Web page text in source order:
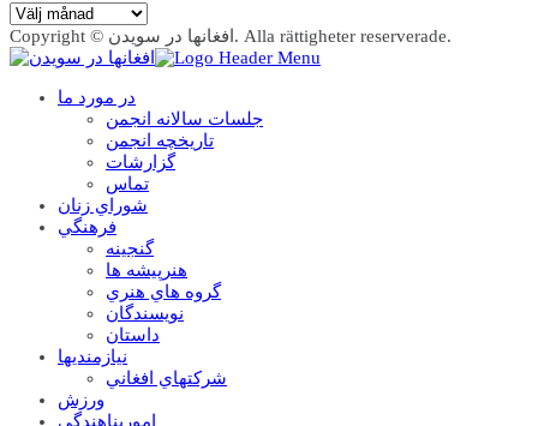
Arkiv
Copyright © افغانها در سویدن. Alla rättigheter reserverade.
در مورد ما
جلسات سالانه انجمن
تاریخچه انجمن
گزارشات
تماس
شوراي زنان
فرهنگي
گنجينه
هنرپيشه ها
گروه هاي هنري
نويسندگان
داستان
نيازمنديها
شرکتهاي افغاني
ورزش
امورپناهندگي